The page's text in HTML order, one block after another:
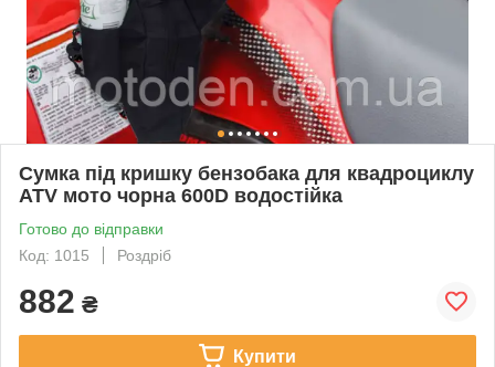
Сумка під кришку бензобака для квадроциклу
ATV мото чорна 600D водостійка
Готово до відправки
Код: 1015
Роздріб
882 ₴
Купити